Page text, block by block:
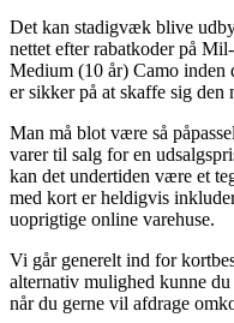
Det kan stadigvæk blive
nettet efter rabatkoder på
Medium (10 år) Camo inden
er sikker på at skaffe sig den
Man må blot være så
varer til salg for en
kan det undertiden være et
med kort er heldigvis
uoprigtige online varehuse.
Vi går generelt ind for
alternativ mulighed kunne
når du gerne vil afdrage